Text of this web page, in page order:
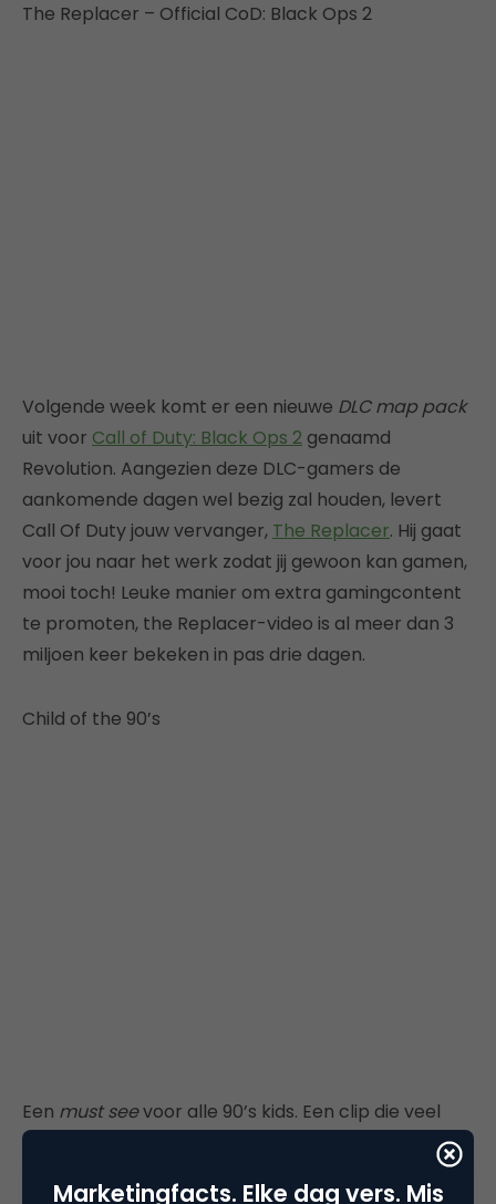
The Replacer – Official CoD: Black Ops 2
Volgende week komt er een nieuwe DLC map pack
uit voor Call of Duty: Black Ops 2 genaamd
Revolution. Aangezien deze DLC-gamers de
aankomende dagen wel bezig zal houden, levert
Call Of Duty jouw vervanger, The Replacer. Hij gaat
voor jou naar het werk zodat jij gewoon kan gamen,
mooi toch! Leuke manier om extra gamingcontent
te promoten, the Replacer-video is al meer dan 3
miljoen keer bekeken in pas drie dagen.
Child of the 90’s
Een must seevoor alle 90’s kids. Een clip die veel
oude herinneringen en warme gevoelens oproept
Marketingfacts. Elke dag vers. Mis